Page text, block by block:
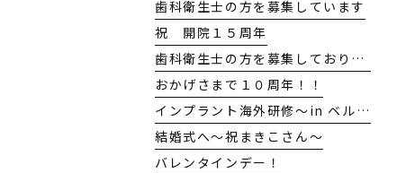
歯科衛生士の方を募集しています
祝 開院１５周年
歯科衛生士の方を募集しております！
おかげさまで１０周年！！
インプラント海外研修〜in ベルギーGENT大学〜
結婚式へ〜祝まきこさん〜
バレンタインデー！